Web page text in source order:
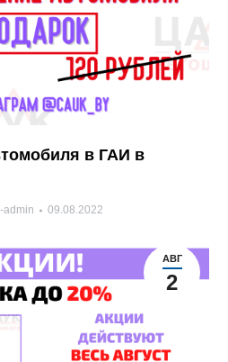
в ГАИ в
admin 09.08.2022
АВГ
2